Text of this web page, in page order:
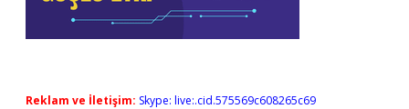
Reklam ve İletişim: Skype: live:.cid.575569c608265c69